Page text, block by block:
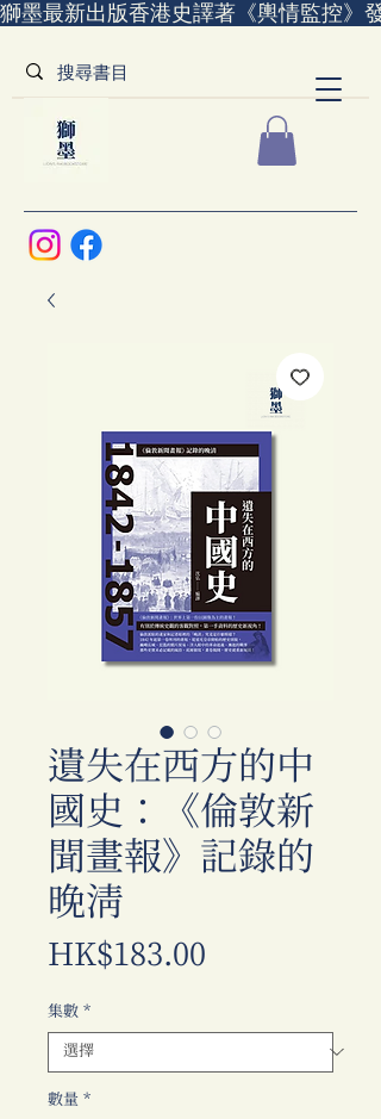
獅墨最新出版香港史譯著《輿情監控》
遺失在西方的中
國史：《倫敦新
聞畫報》記錄的
晚清
HK$183.00
集數 *
數量 *